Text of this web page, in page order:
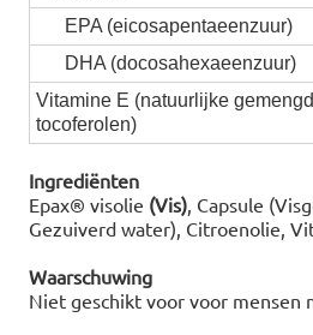
EPA (eicosapentaeenzuur)
DHA (docosahexaeenzuur)
Vitamine E (natuurlijke
tocoferolen)
Ingrediënten
Epax® visolie (Vis), Capsule
Gezuiverd water), Citroenolie,
Waarschuwing
Niet geschikt voor voor mensen